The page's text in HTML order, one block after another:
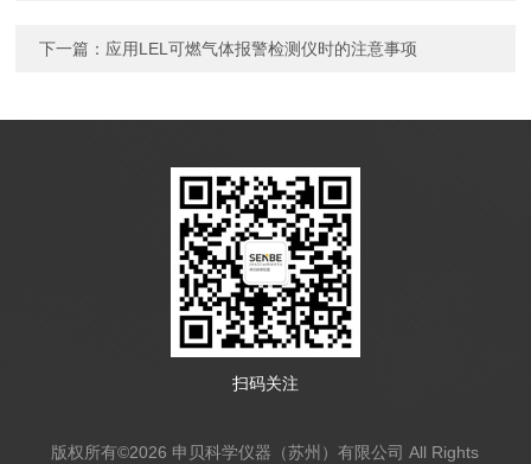
下一篇： 应用LEL可燃气体报警检测仪时的注意事项
扫码关注
版权所有©2026 申贝科学仪器（苏州）有限公司 All Rights